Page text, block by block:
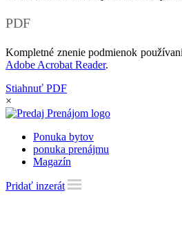
PDF
Kompletné znenie podmienok
Adobe Acrobat Reader.
Stiahnuť PDF
×
Ponuka bytov
ponuka prenájmu
Magazín
Pridať inzerát